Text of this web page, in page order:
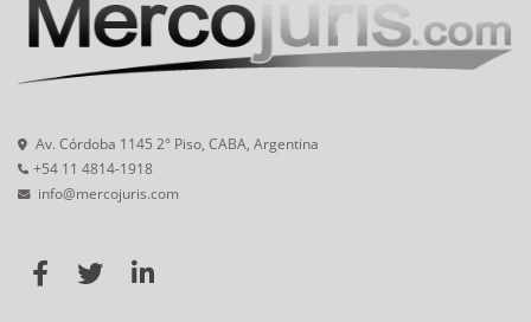
Av. Córdoba 1145 2° Piso, CABA, Argentina
+54 11 4814-1918
info@mercojuris.com